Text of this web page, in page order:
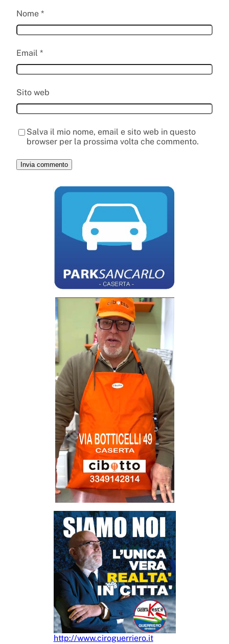
Nome *
Email *
Sito web
Salva il mio nome, email e sito web in questo
browser per la prossima volta che commento.
http://www.ciroguerriero.it